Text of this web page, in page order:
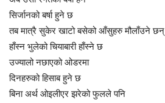
सिर्जानको बर्षा हुने छ
तब मात्रै सुकेर खाटो बसेको आँसुहरु मौलाँउने छन्
हाँस्न भुलेको चियाबारी हाँस्ने छ
उज्यालो नछाएको ओडरमा
दिनहरुको हिसाब हुने छ
बिना अर्थ ओइलीएर झरेको फुलले पनि